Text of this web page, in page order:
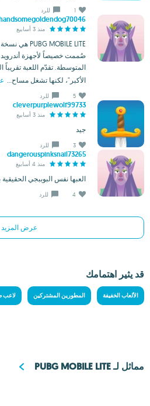
1 للرد
منذ 3 أسابيع
صُممت خصيصاً لأجهزة
المتوسطة. تقدّم اللعبة تقريباً
الأكبر"، لكنها تشغل مساح...
5 للرد
cleverpurplewolf99733
منذ 3 أسابيع
جيد
3 للرد
dangerouspinksnail73265
منذ 4 أسابيع
العبها نفس البوببجي الحقيقية
4 للرد
عرض المزيد
قد يثير اهتمامك
الألعاب الخفيفة المطورين المشتركين لاعب
مماثل لـ PUBG MOBILE LITE